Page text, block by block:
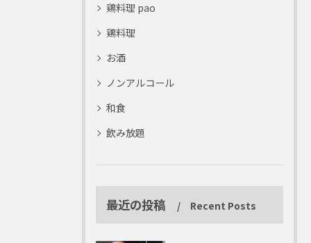
鶏料理 pao
鶏料理
お酒
ノンアルコール
和食
飲み放題
最近の投稿 Recent Posts